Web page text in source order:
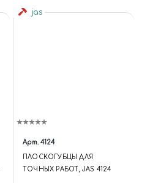
jas
Арт. 4124
ПЛОСКОГУБЦЫ ДЛЯ
ТОЧНЫХ РАБОТ, JAS 4124